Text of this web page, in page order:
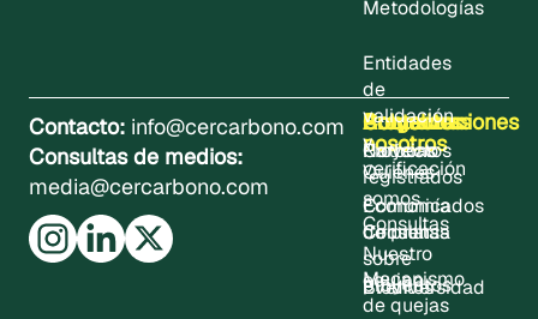
Contacto: info@cercarbono.com
Consultas de medios:
media@cercarbono.com
Sobre
nosotros
Quiénes
somos
Nuestro
equipo
Proyectos
Proyectos
registrados
Consultas
sobre
proyectos
Actualizaciones
Noticias
Comunicados
de prensa
Eventos
Contacto
Programas
Carbono
Economía
Circular
Biodiversidad
Metodologías
Entidades
de
validación
y
verificación
Consultas
Mecanismo
de quejas